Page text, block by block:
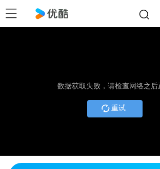
数据获取失败，请检查网络之后
重试